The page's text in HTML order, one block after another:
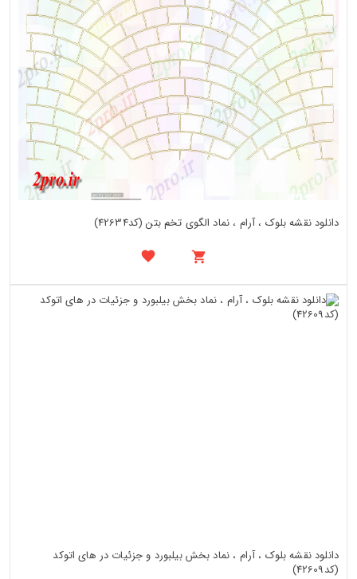
دانلود نقشه بلوک ، آرام ، نماد الگوی تخم بتن (کد42634)
دانلود نقشه بلوک ، آرام ، نماد بخش بیلبورد و جزئیات در های اتوکد
(کد42609)